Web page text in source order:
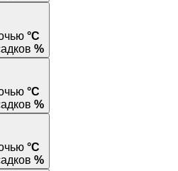
°C
%
°C
%
°C
%